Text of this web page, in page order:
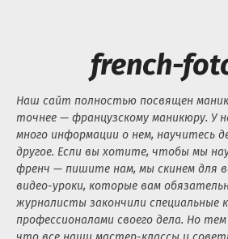
french-
Наш сайт полностью посвящен
точнее — французскому маникюру. У
много информации о нем, научитесь
другое. Если вы хотите, чтобы мы
френч — пишите нам, мы скинем для
видео-уроки, которые вам
журналисты закончили специальные
профессионалами своего дела. Но